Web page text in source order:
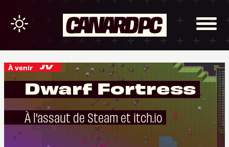
À venir
Dwarf Fortress
À l'assaut de Steam et itch.io